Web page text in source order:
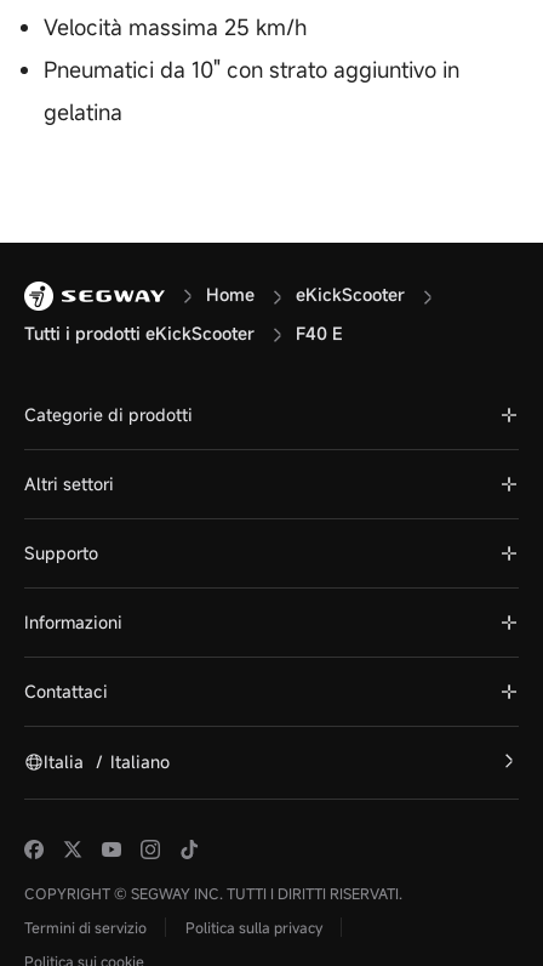
Velocità massima 25 km/h
Pneumatici da 10" con strato aggiuntivo in
gelatina
Home
eKickScooter
Tutti i prodotti eKickScooter
F40 E
Categorie di prodotti
Altri settori
Supporto
Informazioni
Contattaci
Italia / Italiano
COPYRIGHT © SEGWAY INC. TUTTI I DIRITTI RISERVATI.
Termini di servizio
Politica sulla privacy
Politica sui cookie